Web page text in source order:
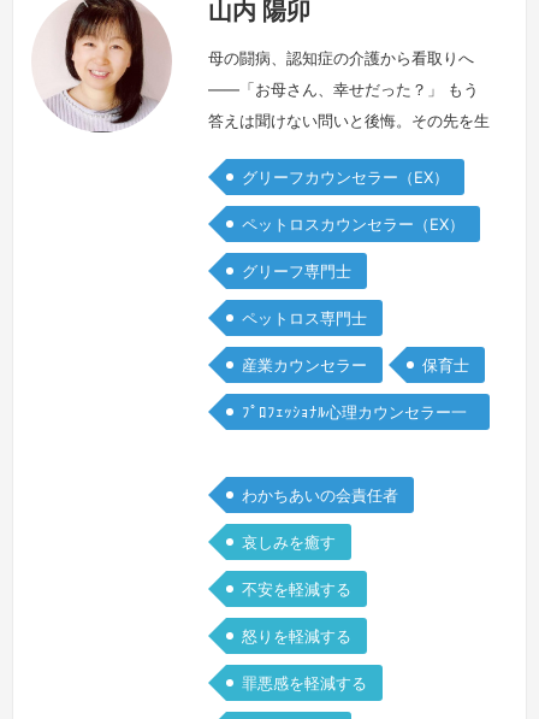
山内 陽卯
母の闘病、認知症の介護から看取りへ
――「お母さん、幸せだった？」 もう
答えは聞けない問いと後悔。その先を生
アでした。アルコールの問題が影を落と
す家の中で、どんな風に生きてきたの
か。見えない存在となった母と対話を重
ね、泣いてもいい場所で過ごすうちに、
母からの遺言のような気づきをひとつ、
またひとつと受け取れるようになりまし
た。いつしか、多くの方のお話を伺うよ
うにな…
続きを見る »
グリーフカウンセラー（EX）
ペットロスカウンセラー（EX）
グリーフ専門士
ペットロス専門士
産業カウンセラー 保育士
ﾌﾟﾛﾌｪｯｼｮﾅﾙ心理カウンセラー一
わかちあいの会責任者
哀しみを癒す
不安を軽減する
怒りを軽減する
罪悪感を軽減する